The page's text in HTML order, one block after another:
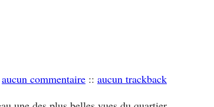
aucun commentaire :: aucun trackback